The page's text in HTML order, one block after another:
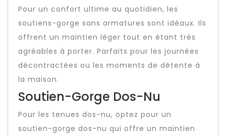
Pour un confort ultime au quotidien, les
soutiens-gorge sans armatures sont idéaux. Ils
offrent un maintien léger tout en étant très
agréables à porter. Parfaits pour les journées
décontractées ou les moments de détente à
la maison.
Soutien-Gorge Dos-Nu
Pour les tenues dos-nu, optez pour un
soutien-gorge dos-nu qui offre un maintien